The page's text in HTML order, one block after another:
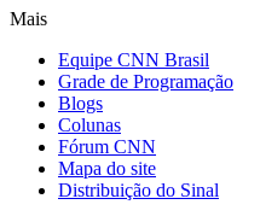
Mais
Equipe CNN Brasil
Grade de Programação
Blogs
Colunas
Fórum CNN
Mapa do site
Distribuição do Sinal